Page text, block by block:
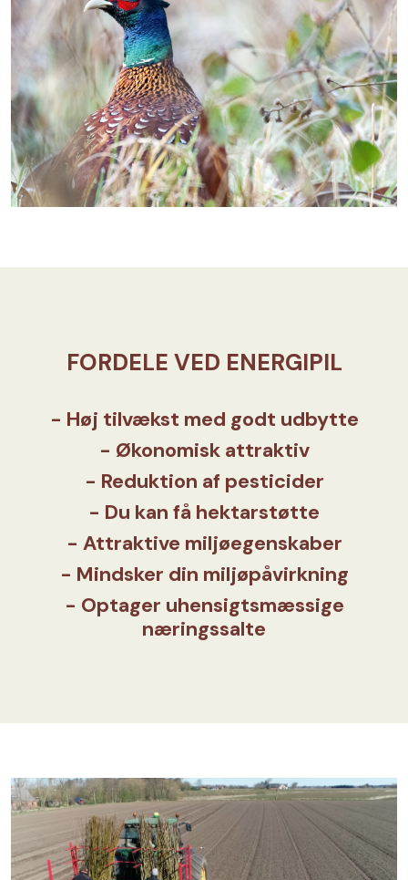
FORDELE VED ENERGIPIL
- Høj tilvækst med godt udbytte
- Økonomisk attraktiv
- Reduktion af pesticider
- Du kan få hektarstøtte
- Attraktive miljøegenskaber
- Mindsker din miljøpåvirkning
- Optager uhensigtsmæssige
næringssalte